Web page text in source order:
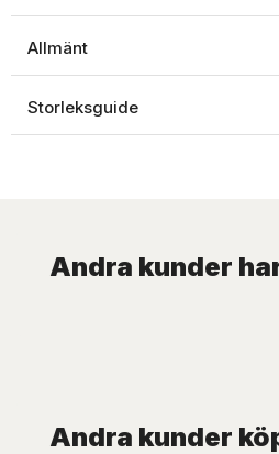
Allmänt
Storleksguide
Andra kunder
Andra kunder